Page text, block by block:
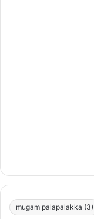
mugam palapalakka (3)